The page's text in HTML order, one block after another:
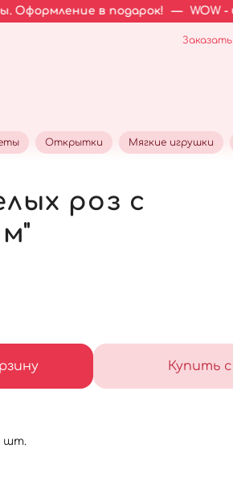
в подарок! — WOW - цены на
Открытки Мягкие игрушки
роз с
Купить
шт.